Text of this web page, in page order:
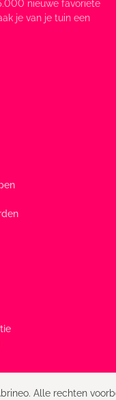
nieuwe favoriete
je van je tuin een
Alle rechten